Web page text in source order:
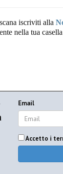
iscriviti alla
nella tua
Email
Accetto i